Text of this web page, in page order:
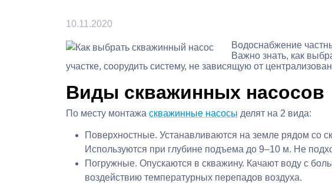
10.11.2020
Водоснабжение
Важно знать, как
участке, соорудить систему, не зависящую от
Виды скважинных насосов
По месту монтажа скважинные насосы делят на 2 вида:
Поверхностные. Устанавливаются на земле рядом со
Используются при глубине подъема до 9–10 м. Не
Погружные. Опускаются в скважину. Качают воду с
воздействию температурных перепадов воздуха.